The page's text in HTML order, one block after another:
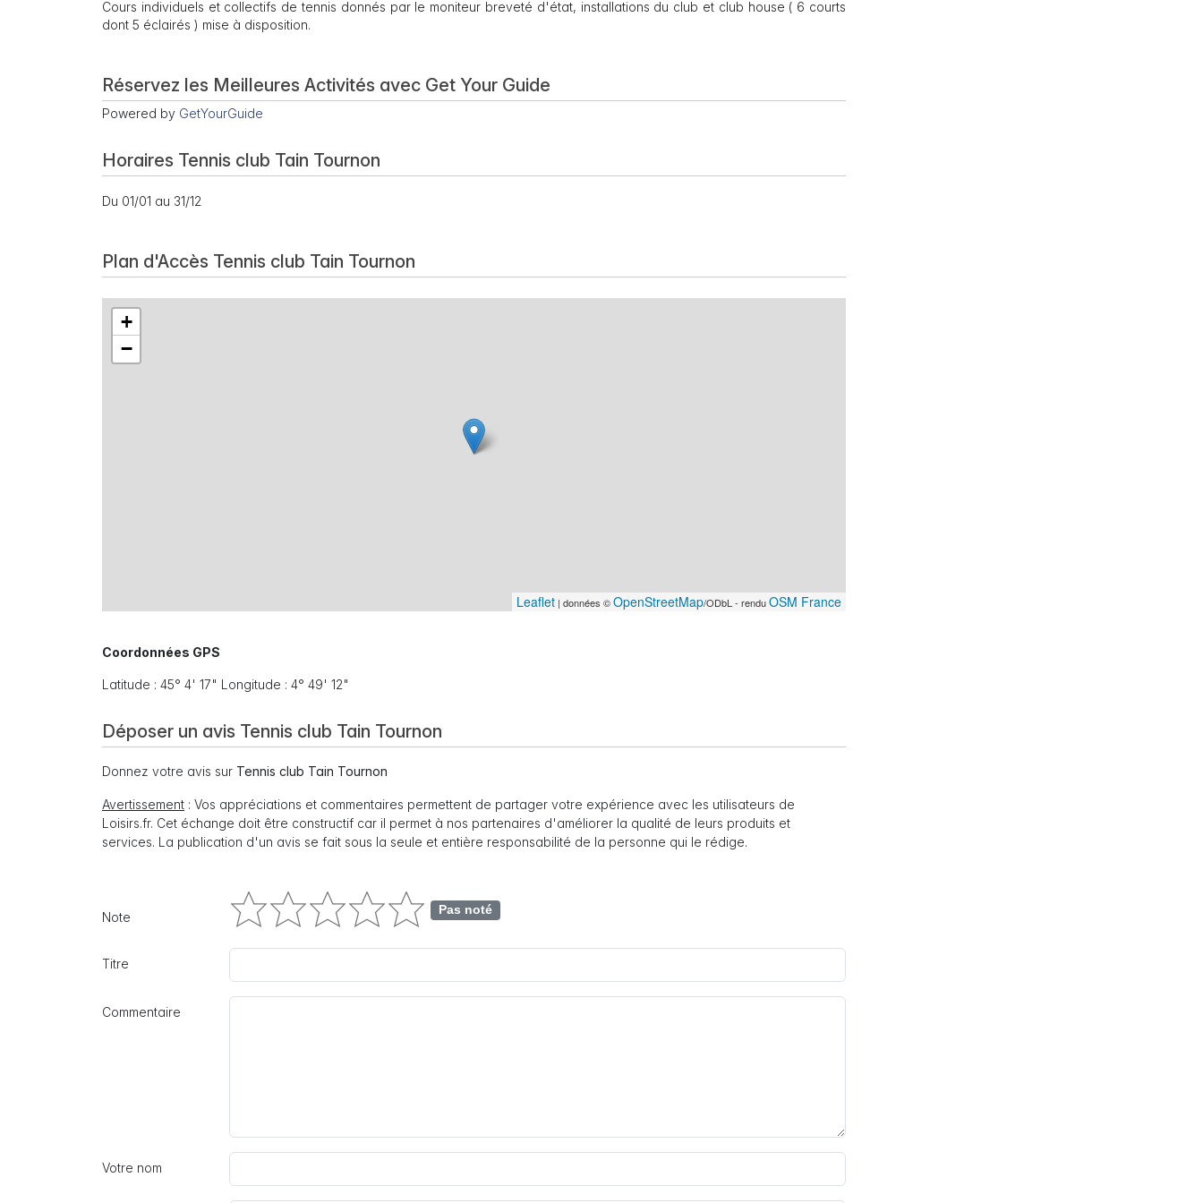
Cours individuels et collectifs de tennis donnés par le moniteur breveté d'état, installations du club et club house ( 6 courts
dont 5 éclairés ) mise à disposition.
Réservez les Meilleures Activités avec Get Your Guide
Powered by GetYourGuide
Horaires Tennis club Tain Tournon
Du 01/01 au 31/12
Plan d'Accès Tennis club Tain Tournon
+
−
Leaflet | données ©OpenStreetMap/ODbL - renduOSM France
Coordonnées GPS
Latitude : 45° 4' 17" Longitude : 4° 49' 12"
Déposer un avis Tennis club Tain Tournon
Donnez votre avis sur Tennis club Tain Tournon
Avertissement : Vos appréciations et commentaires permettent de partager votre expérience avec les utilisateurs de
Loisirs.fr. Cet échange doit être constructif car il permet à nos partenaires d'améliorer la qualité de leurs produits et
services. La publication d'un avis se fait sous la seule et entière responsabilité de la personne qui le rédige.
Note Pas noté
Titre
Commentaire
Votre nom